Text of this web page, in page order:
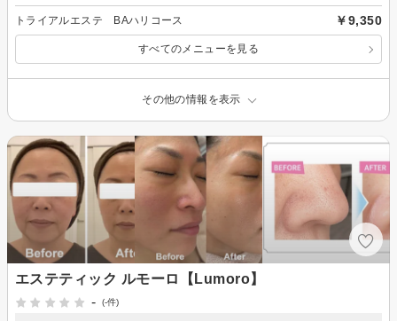
トライアルエステ BAハリコース ￥9,350
すべてのメニューを見る
その他の情報を表示
エステティック ルモーロ【Lumoro】
-
(-件)